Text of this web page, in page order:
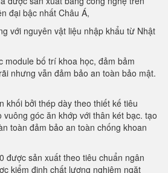
đại bậc nhất Châu Á,
với nguyên vật liệu nhập khẩu từ Nhật
module bố trí khoa học, đảm bảm
nhưng vẫn đảm bảo an toàn bảo mật.
khối bởi thép dày theo thiết kế tiêu
góc ăn khớp với thân két bạc. tạo
toàn đảm bảo an toàn chống khoan
được sản xuất theo tiêu chuẩn ngân
kiểm định chất lượng nghiêm ngặt